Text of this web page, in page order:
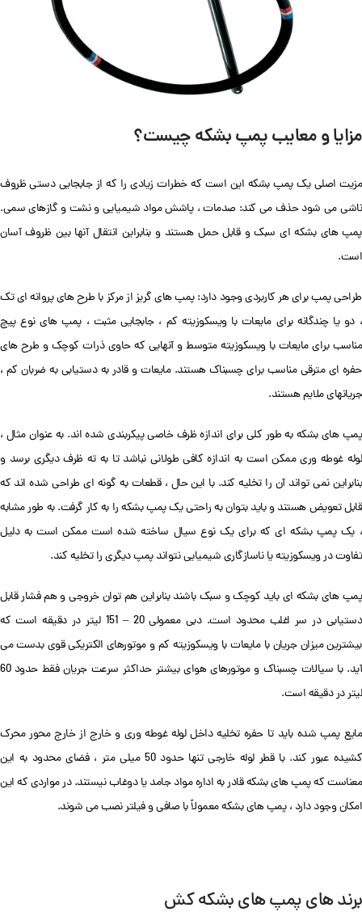
مزایا و معایب پمپ بشکه چیست؟
مزیت اصلی یک پمپ بشکه این است که خطرات زیادی را که از جابجایی دستی ظروف
ناشی می شود حذف می کند: صدمات ، پاشش مواد شیمیایی و نشت و گازهای سمی.
پمپ های بشکه ای سبک و قابل حمل هستند و بنابراین انتقال آنها بین ظروف آسان
است.
طراحی پمپ برای هر کاربردی وجود دارد: پمپ های گریز از مرکز با طرح های پروانه ای تک
، دو یا چندگانه برای مایعات با ویسکوزیته کم ، جابجایی مثبت ، پمپ های نوع پیچ
مناسب برای مایعات با ویسکوزیته متوسط ​​و آنهایی که حاوی ذرات کوچک و طرح های
حفره ای مترقی مناسب برای چسبناک هستند. مایعات و قادر به دستیابی به ضربان کم ،
جریانهای ملایم هستند.
پمپ های بشکه به طور کلی برای اندازه ظرف خاصی پیکربندی شده اند. به عنوان مثال ،
لوله غوطه وری ممکن است به اندازه کافی طولانی نباشد تا به ته ظرف دیگری برسد و
بنابراین نمی تواند آن را تخلیه کند. با این حال ، قطعات به گونه ای طراحی شده اند که
قابل تعویض هستند و باید بتوان به راحتی یک پمپ بشکه را به کار گرفت. به طور مشابه
، یک پمپ بشکه ای که برای یک نوع سیال ساخته شده است ممکن است به دلیل
تفاوت در ویسکوزیته یا ناسازگاری شیمیایی نتواند پمپ دیگری را تخلیه کند.
پمپ های بشکه ای باید کوچک و سبک باشند بنابراین هم توان خروجی و هم فشار قابل
دستیابی در سر اغلب محدود است. دبی معمولی 20 – 151 لیتر در دقیقه است که
بیشترین میزان جریان با مایعات با ویسکوزیته کم و موتورهای الکتریکی قوی بدست می
آید. با سیالات چسبناک و موتورهای هوای بیشتر حداکثر سرعت جریان فقط حدود 60
لیتر در دقیقه است.
مایع پمپ شده باید تا حفره تخلیه داخل لوله غوطه وری و خارج از خارج محور محرک
کشیده عبور کند. با قطر لوله خارجی تنها حدود 50 میلی متر ، فضای محدود به این
معناست که پمپ های بشکه قادر به اداره مواد جامد یا دوغاب نیستند. در مواردی که این
امکان وجود دارد ، پمپ های بشکه معمولاً با صافی و فیلتر نصب می شوند.
برند های پمپ های بشکه کش